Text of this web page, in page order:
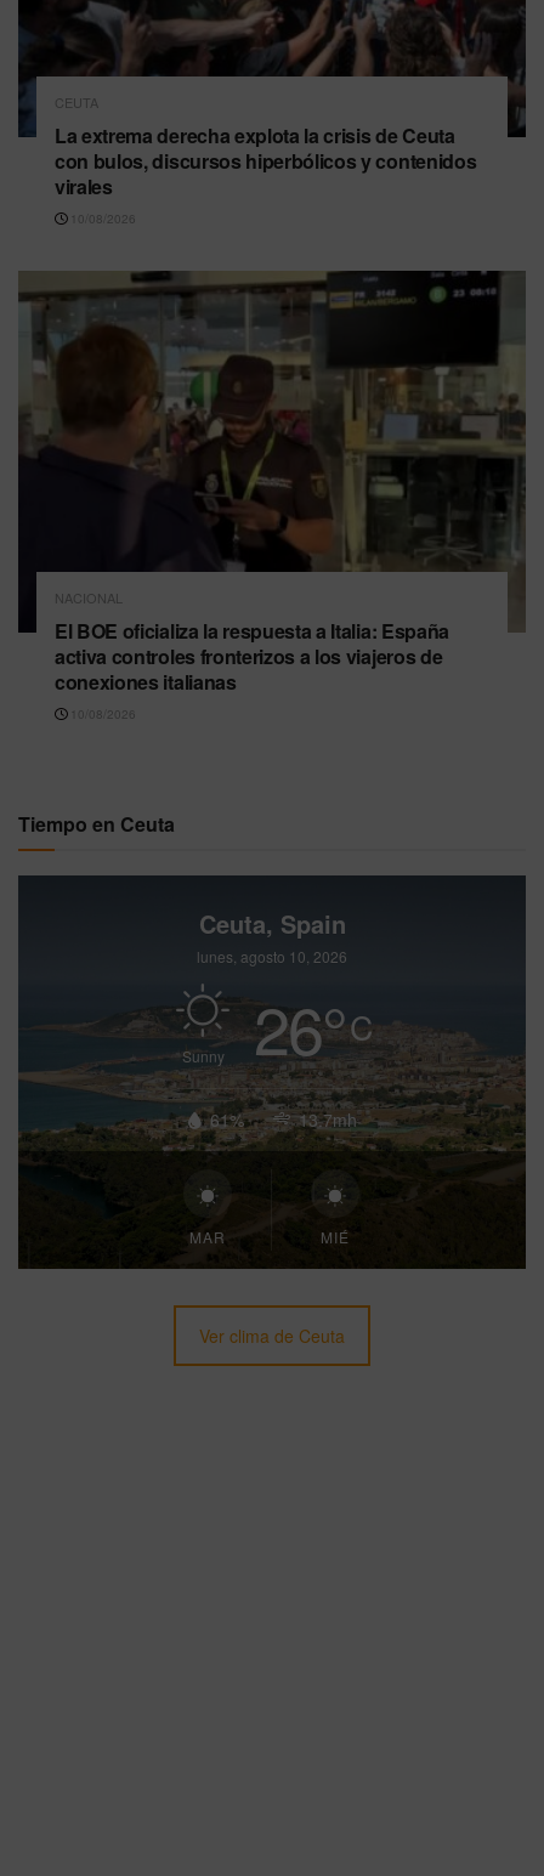
CEUTA
La extrema derecha explota la crisis de Ceuta
con bulos, discursos hiperbólicos y contenidos
virales
10/08/2026
NACIONAL
El BOE oficializa la respuesta a Italia: España
activa controles fronterizos a los viajeros de
conexiones italianas
10/08/2026
Tiempo en Ceuta
Ceuta, Spain
lunes, agosto 10, 2026
Sunny 26°C
61% 13.7mh
MAR MIÉ
Ver clima de Ceuta